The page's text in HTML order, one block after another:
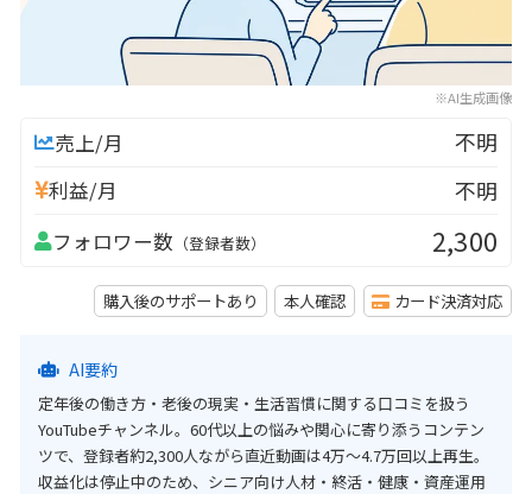
※AI生成画像
売上/月 不明
利益/月 不明
フォロワー数 （登録者数） 2,300
購入後のサポートあり 本人確認 カード決済対応
AI要約
定年後の働き方・老後の現実・生活習慣に関する口コミを扱う
YouTubeチャンネル。60代以上の悩みや関心に寄り添うコンテン
ツで、登録者約2,300人ながら直近動画は4万～4.7万回以上再生。
収益化は停止中のため、シニア向け人材・終活・健康・資産運用